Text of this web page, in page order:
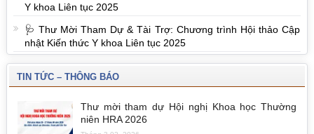
Y khoa Liên tục 2025
🩺 Thư Mời Tham Dự & Tài Trợ: Chương trình Hội thảo Cập
nhật Kiến thức Y khoa Liên tục 2025
TIN TỨC – THÔNG BÁO
Thư mời tham dự Hội nghị Khoa học Thường
niên HRA 2026